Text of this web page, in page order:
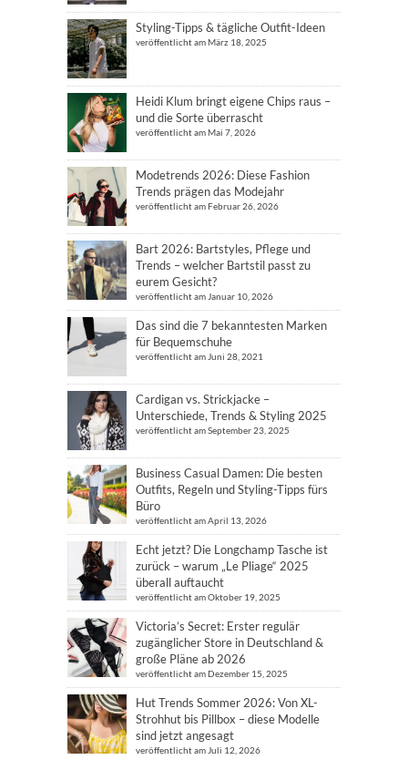
Styling-Tipps & tägliche Outfit-Ideen
veröffentlicht am März 18, 2025
Heidi Klum bringt eigene Chips raus –
und die Sorte überrascht
veröffentlicht am Mai 7, 2026
Modetrends 2026: Diese Fashion
Trends prägen das Modejahr
veröffentlicht am Februar 26, 2026
Bart 2026: Bartstyles, Pflege und
Trends – welcher Bartstil passt zu
eurem Gesicht?
veröffentlicht am Januar 10, 2026
Das sind die 7 bekanntesten Marken
für Bequemschuhe
veröffentlicht am Juni 28, 2021
Cardigan vs. Strickjacke –
Unterschiede, Trends & Styling 2025
veröffentlicht am September 23, 2025
Business Casual Damen: Die besten
Outfits, Regeln und Styling-Tipps fürs
Büro
veröffentlicht am April 13, 2026
Echt jetzt? Die Longchamp Tasche ist
zurück – warum „Le Pliage“ 2025
überall auftaucht
veröffentlicht am Oktober 19, 2025
Victoria’s Secret: Erster regulär
zugänglicher Store in Deutschland &
große Pläne ab 2026
veröffentlicht am Dezember 15, 2025
Hut Trends Sommer 2026: Von XL-
Strohhut bis Pillbox – diese Modelle
sind jetzt angesagt
veröffentlicht am Juli 12, 2026